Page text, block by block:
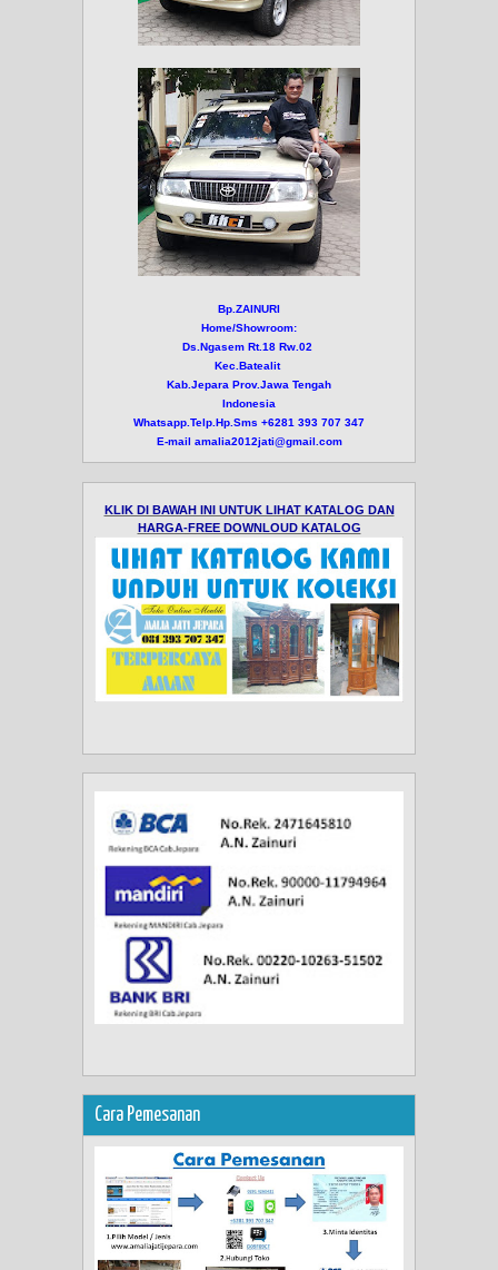
Bp.ZAINURI
Home/Showroom:
Ds.Ngasem Rt.18 Rw.02
Kec.Batealit
Kab.Jepara Prov.Jawa Tengah
Indonesia
Whatsapp.Telp.Hp.Sms +6281 393 707 347
E-mail amalia2012jati@gmail.com
KLIK DI BAWAH INI UNTUK LIHAT KATALOG DAN
HARGA-FREE DOWNLOUD KATALOG
Cara Pemesanan